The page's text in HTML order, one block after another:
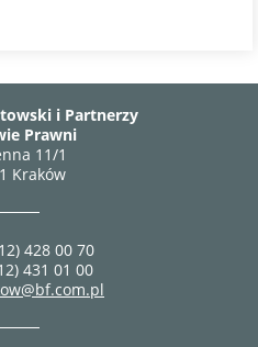
i Partnerzy
Prawni
11/1
Kraków
428 00 70
431 01 00